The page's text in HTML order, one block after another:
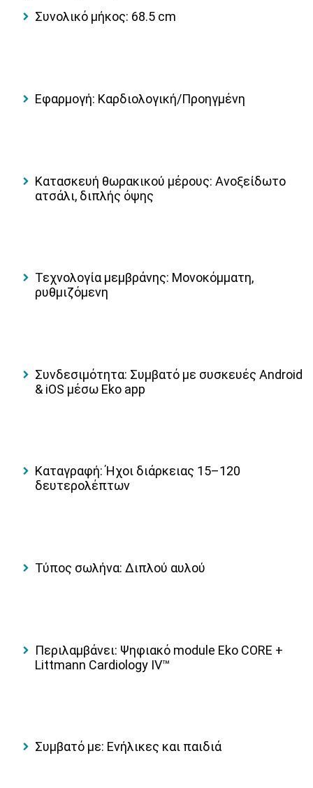
Συνολικό μήκος: 68.5 cm
Εφαρμογή: Καρδιολογική/Προηγμένη
Κατασκευή θωρακικού μέρους: Ανοξείδωτο
ατσάλι, διπλής όψης
Τεχνολογία μεμβράνης: Μονοκόμματη,
ρυθμιζόμενη
Συνδεσιμότητα: Συμβατό με συσκευές Android
& iOS μέσω Eko app
Καταγραφή: Ήχοι διάρκειας 15–120
δευτερολέπτων
Τύπος σωλήνα: Διπλού αυλού
Περιλαμβάνει: Ψηφιακό module Eko CORE +
Littmann Cardiology IV™
Συμβατό με: Ενήλικες και παιδιά